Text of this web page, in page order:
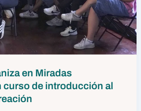
en Miradas
de introducción al